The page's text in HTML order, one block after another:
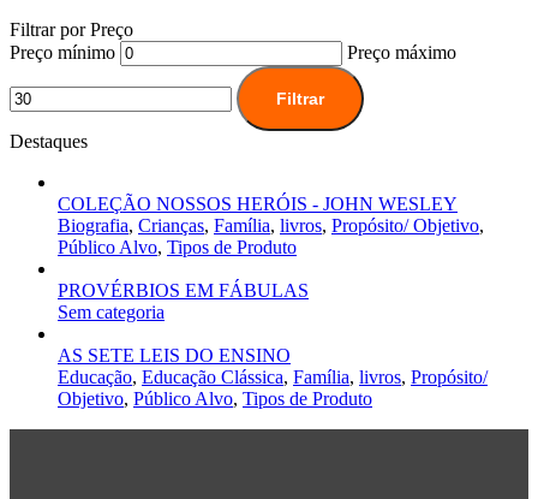
Filtrar por Preço
Preço mínimo
Preço máximo
Filtrar
Destaques
COLEÇÃO NOSSOS HERÓIS - JOHN WESLEY
Biografia, Crianças, Família, livros, Propósito/ Objetivo,
Público Alvo, Tipos de Produto
PROVÉRBIOS EM FÁBULAS
Sem categoria
AS SETE LEIS DO ENSINO
Educação, Educação Clássica, Família, livros, Propósito/
Objetivo, Público Alvo, Tipos de Produto